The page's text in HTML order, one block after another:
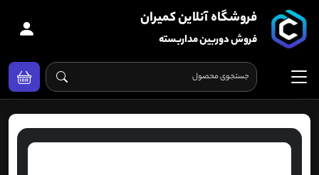
فروشگاه آنلاین کمیران
فروش دوربین مداربسته